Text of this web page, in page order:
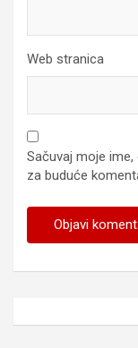
Web stranica
Sačuvaj moje
za buduće